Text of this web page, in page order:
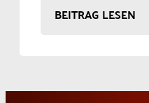
BEITRAG LESEN